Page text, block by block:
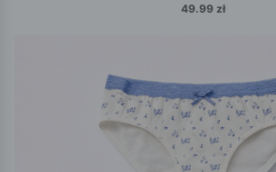
49.99 zł